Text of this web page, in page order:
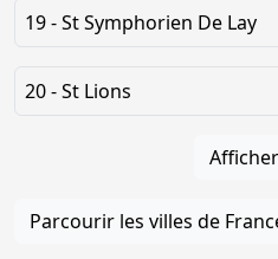
19 - St Symphorien De Lay
20 - St Lions
Parcourir les villes de